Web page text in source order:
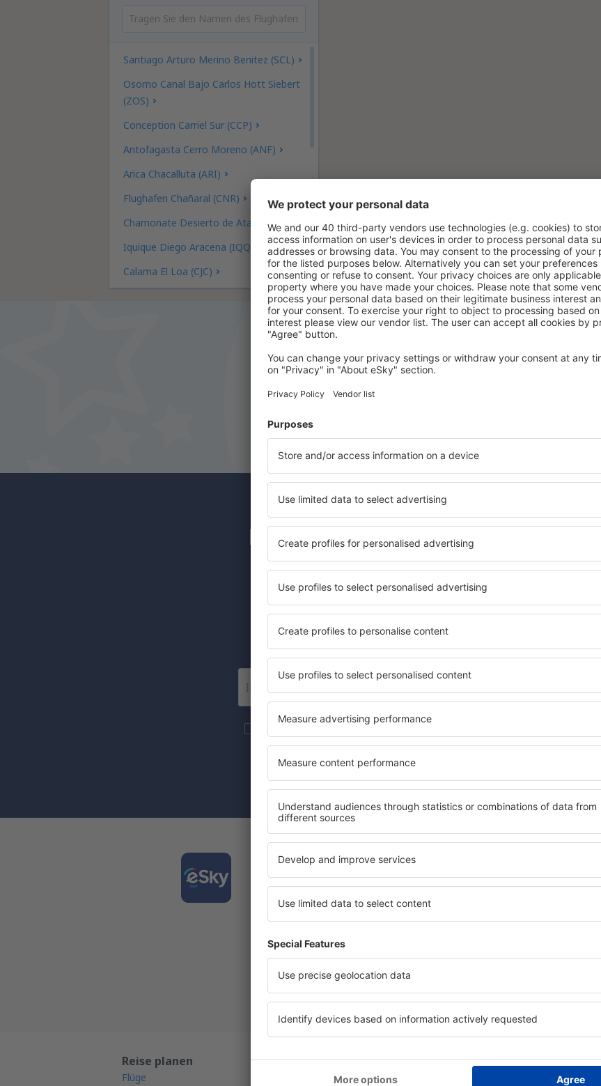
Santiago Arturo Merino Benitez (SCL)
Osorno Canal Bajo Carlos Hott Siebert
(ZOS)
Conception Carriel Sur (CCP)
Antofagasta Cerro Moreno (ANF)
Arica Chacalluta (ARI)
Flughafen Chañaral (CNR)
Chamonate Desierto de Atacama (CPO)
Iquique Diego Aracena (IQQ)
Calama El Loa (CJC)
Guardia Marina Zanartu Airport (WPU)
Teniente Julio Gallardo Airport (PNT)
Balmaceda Teniente Vidal (BBA)
Buchen Sie
Newsletter-Empfänger reisen
weniger Geld
Günstige Flüge, Städtereisen, Urlaub – sichern Sie
Reiseangebote vor anderen.
Wir senden Dir nur die besten Schnäppchen –
Mit dem Ankreuzen der Newsletter Checkbox und der Auswahl
Zustimmung zur Verarbeitung Ihrer persönlichen Daten
Laden Sie unsere App herunter
und planen Sie Ihre Reisen
Täglich neue Angebote zur Hand
Alle Ihre Buchungen an einem Ort
Reise planen
Flüge
Mehr Infos
Mobile app
Fluggesellschaften